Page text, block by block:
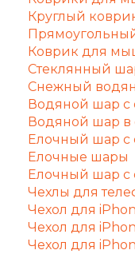
Круглый
Коврик для
Стеклянный
Снежный
Водяной шар с
Водяной шар в
Елочный шар с
Елочные шары
Елочный шар с
Чехлы для
Чехол для
Чехол для
Чехол для